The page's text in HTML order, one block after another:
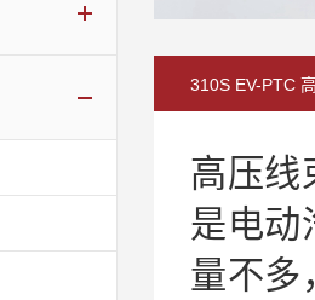
310S EV-PTC
高压线
是电动
量不多